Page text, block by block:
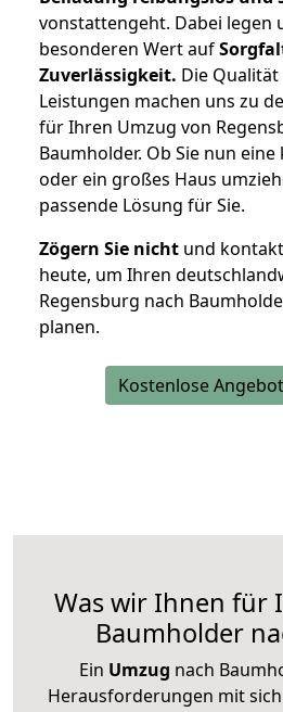
vonstattengeht. Dabei legen
besonderen Wert auf
Zuverlässigkeit. Die
Leistungen machen uns zu
für Ihren Umzug von
Baumholder. Ob Sie nun
oder ein großes Haus
passende Lösung für Sie.
Zögern Sie nicht und
heute, um Ihren
Regensburg nach
planen.
Kostenlose
Was wir Ihnen für
Baumholder
Ein Umzug nach
Herausforderungen mit